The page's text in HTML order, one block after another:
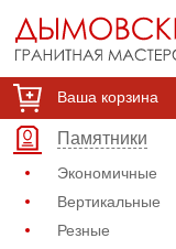
Ваша корзина
Памятники
Экономичные
Вертикальные
Резные